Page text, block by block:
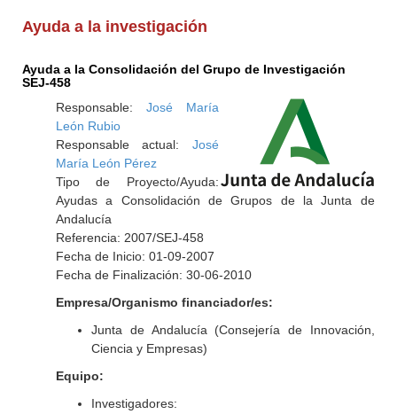
Ayuda a la investigación
Ayuda a la Consolidación del Grupo de Investigación
SEJ-458
Responsable: José María
León Rubio
Responsable actual: José
María León Pérez
Tipo de Proyecto/Ayuda:
Ayudas a Consolidación de Grupos de la Junta de
Andalucía
Referencia: 2007/SEJ-458
Fecha de Inicio: 01-09-2007
Fecha de Finalización: 30-06-2010
Empresa/Organismo financiador/es:
Junta de Andalucía (Consejería de Innovación,
Ciencia y Empresas)
Equipo:
Investigadores: